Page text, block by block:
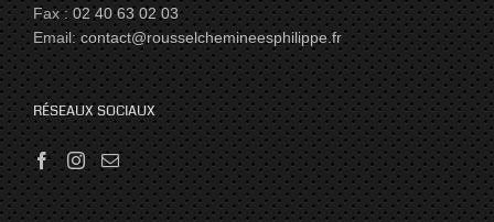
Fax :02 40 63 02 03
Email:contact@rousselchemineesphilippe.fr
RÉSEAUX SOCIAUX